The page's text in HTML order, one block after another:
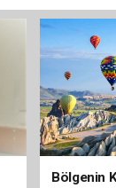
Bölgenin